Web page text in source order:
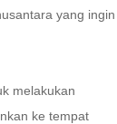
yang ingin
melakukan
ke tempat